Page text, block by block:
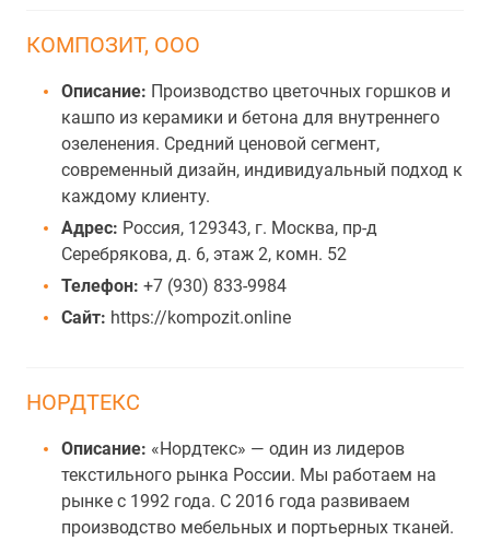
КОМПОЗИТ, ООО
Описание: Производство цветочных горшков и
кашпо из керамики и бетона для внутреннего
озеленения. Средний ценовой сегмент,
современный дизайн, индивидуальный подход к
каждому клиенту.
Адрес: Россия, 129343, г. Москва, пр-д
Серебрякова, д. 6, этаж 2, комн. 52
Телефон: +7 (930) 833-9984
Сайт: https://kompozit.online
НОРДТЕКС
Описание: «Нордтекс» — один из лидеров
текстильного рынка России. Мы работаем на
рынке с 1992 года. С 2016 года развиваем
производство мебельных и портьерных тканей.